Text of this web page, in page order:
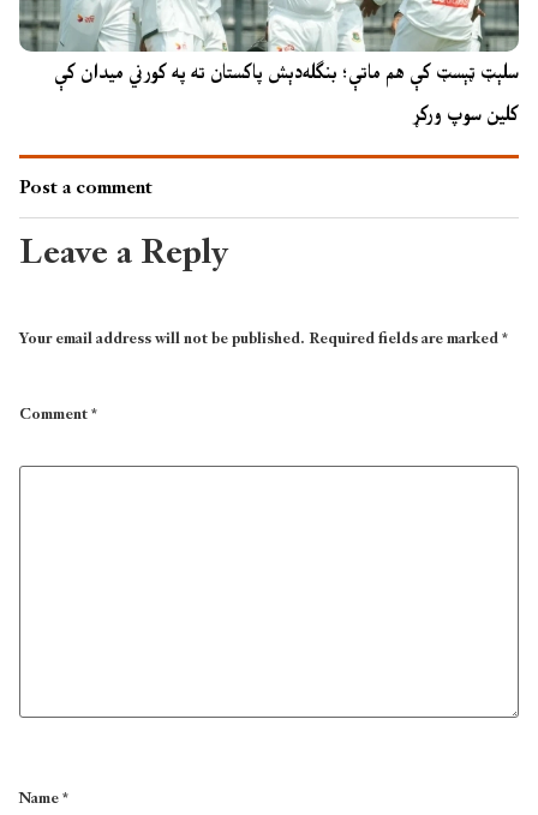
سلېټ ټېسټ کې هم ماتې؛ بنګله‌دېش پاکستان ته په کورني میدان کې
کلین سوپ ورکړ
Post a comment
Leave a Reply
Your email address will not be published.Required fields are marked*
Comment*
Name*